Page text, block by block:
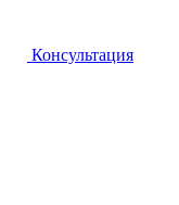
Консультация